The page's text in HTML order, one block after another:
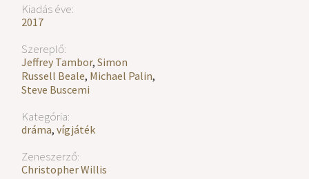
Kiadás éve:
2017
Szereplő:
Jeffrey Tambor,Simon
Russell Beale, Michael Palin,
Steve Buscemi
Kategória:
dráma,vígjáték
Zeneszerző:
Christopher Willis